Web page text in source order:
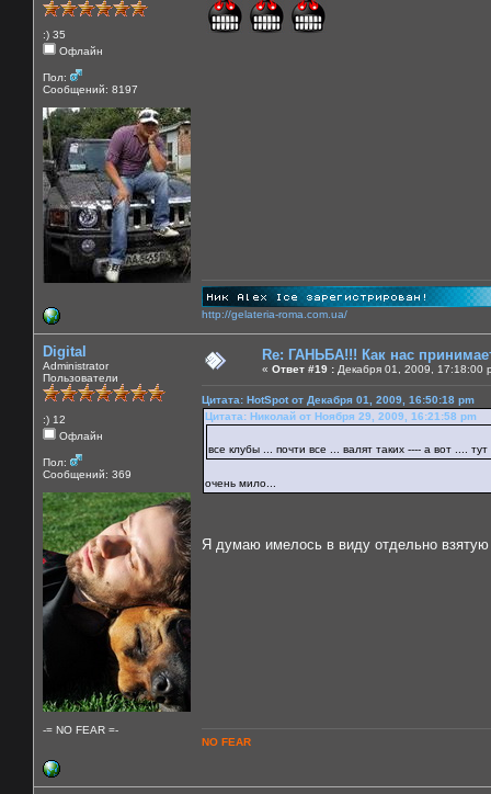
:) 35
Офлайн
Пол:
Сообщений: 8197
http://gelateria-roma.com.ua/
Digital
Administrator
Пользователи
:) 12
Офлайн
Пол:
Сообщений: 369
-= NO FEAR =-
Re: ГАНЬБА!!! Как нас
« Ответ #19 : Декабря 01, 2009, 17:18:00
Цитата: HotSpot от Декабря 01, 2009, 16:50:18 pm
Цитата: Николай от Ноября 29, 2009, 16:21:58 pm
все клубы ... почти все ... валят таких ---- а вот ....
очень мило...
Я думаю имелось в виду отдельно
NO FEAR